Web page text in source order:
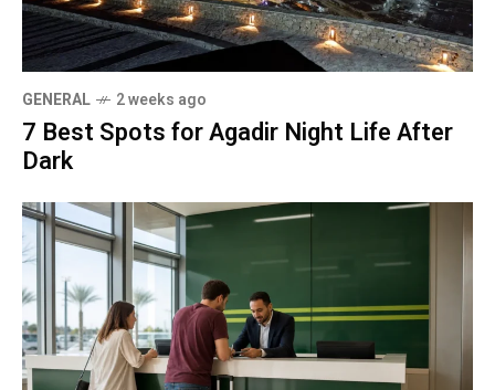
GENERAL 2 weeks ago
7 Best Spots for Agadir Night Life After
Dark